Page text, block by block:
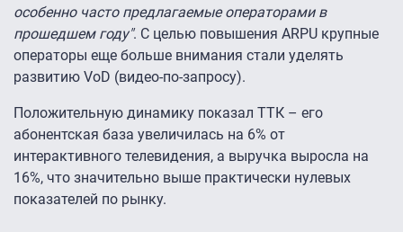
особенно часто предлагаемые операторами в
прошедшем году". С целью повышения ARPU крупные
операторы еще больше внимания стали уделять
развитию VoD (видео-по-запросу).
Положительную динамику показал ТТК – его
абонентская база увеличилась на 6% от
интерактивного телевидения, а выручка выросла на
16%, что значительно выше практически нулевых
показателей по рынку.